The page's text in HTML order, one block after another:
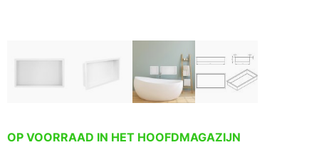
OP VOORRAAD IN HET HOOFDMAGAZIJN